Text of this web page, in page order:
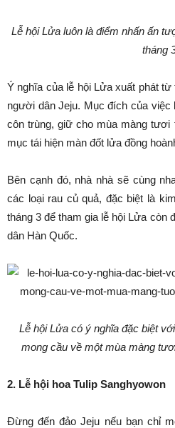
Lễ hội Lửa luôn là điểm nhấn ấn
tháng
Ý nghĩa của lễ hội Lửa xuất phát
người dân Jeju. Mục đích của việc
côn trùng, giữ cho mùa màng tươi
mục tái hiện màn đốt lửa đồng
Bên cạnh đó, nhà nhà sẽ cùng
các loại rau củ quả, đặc biệt là
tháng 3 để tham gia lễ hội Lửa
dân Hàn Quốc.
Lễ hội Lửa có ý nghĩa đặc biệt
mong cầu về một mùa màng
2. Lễ hội hoa Tulip Sanghyowon
Đừng đến đảo Jeju nếu bạn chỉ